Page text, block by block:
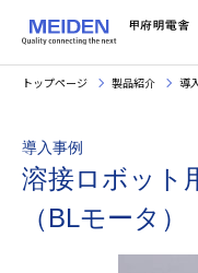
トップページ 製品紹介 導
導入事例
溶接ロボッ
（BLモータ）